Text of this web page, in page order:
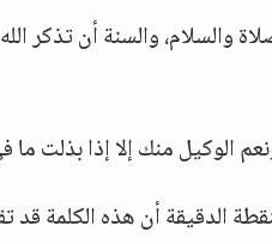
والسلام، والسنة أن تذكر
الوكيل منك إلا إذا بذلت
الدقيقة أن هذه الكلمة